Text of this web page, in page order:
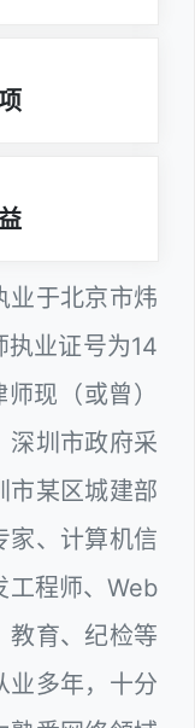
业于北京市炜
业证号为14
现（或曾）
深圳市政府采
市某区城建部
家、计算机信
工程师、Web
教育、纪检等
业多年，十分